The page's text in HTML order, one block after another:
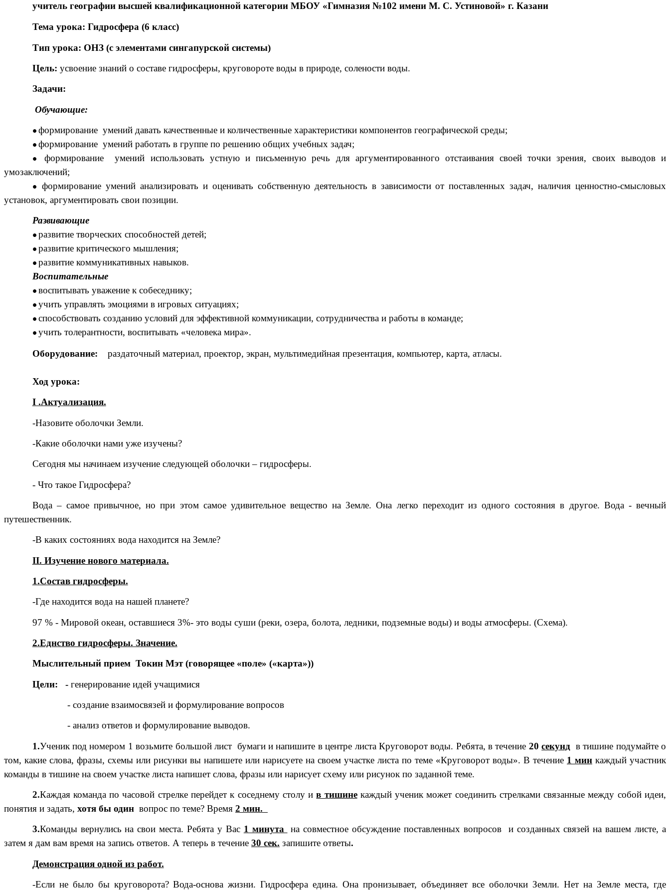
учитель географии высшей квалификационной категории МБОУ «Гимназия №102 имени М. С. Устиновой» г. Казани
Тема урока: Гидросфера (6 класс)
Тип урока: ОНЗ (с элементами сингапурской системы)
Цель: усвоение знаний о составе гидросферы, круговороте воды в природе, солености воды.
Задачи:
Обучающие:
формирование умений давать качественные и количественные характеристики компонентов географической среды;
формирование умений работать в группе по решению общих учебных задач;
формирование умений использовать устную и письменную речь для аргументированного отстаивания своей точки зрения, своих выводов и
умозаключений;
формирование умений анализировать и оценивать собственную деятельность в зависимости от поставленных задач, наличия ценностно-смысловых
установок, аргументировать свои позиции.
Развивающие
развитие творческих способностей детей;
развитие критического мышления;
развитие коммуникативных навыков.
Воспитательные
воспитывать уважение к собеседнику;
учить управлять эмоциями в игровых ситуациях;
способствовать созданию условий для эффективной коммуникации, сотрудничества и работы в команде;
учить толерантности, воспитывать «человека мира».
Оборудование: раздаточный материал, проектор, экран, мультимедийная презентация, компьютер, карта, атласы.
Ход урока:
I .Актуализация.
-Назовите оболочки Земли.
-Какие оболочки нами уже изучены?
Сегодня мы начинаем изучение следующей оболочки – гидросферы.
- Что такое Гидросфера?
Вода – самое привычное, но при этом самое удивительное вещество на Земле. Она легко переходит из одного состояния в другое. Вода - вечный
путешественник.
-В каких состояниях вода находится на Земле?
II. Изучение нового материала.
1.Состав гидросферы.
-Где находится вода на нашей планете?
97 % - Мировой океан, оставшиеся 3%- это воды суши (реки, озера, болота, ледники, подземные воды) и воды атмосферы. (Схема).
2.Еднство гидросферы. Значение.
Мыслительный прием Токин Мэт (говорящее «поле» («карта»))
Цели: - генерирование идей учащимися
- создание взаимосвязей и формулирование вопросов
- анализ ответов и формулирование выводов.
1.Ученик под номером 1 возьмите большой лист бумаги и напишите в центре листа Круговорот воды. Ребята, в течение 20секунд в тишине подумайте о
том, какие слова, фразы, схемы или рисунки вы напишете или нарисуете на своем участке листа по теме «Круговорот воды». В течение 1 мин каждый участник
команды в тишине на своем участке листа напишет слова, фразы или нарисует схему или рисунок по заданной теме.
2.Каждая команда по часовой стрелке перейдет к соседнему столу ив тишинекаждый ученик может соединить стрелками связанные между собой идеи,
понятия и задать, хотя бы один вопрос по теме? Время 2 мин.
3.Команды вернулись на свои места. Ребята у Вас 1 минута
на совместное обсуждение поставленных вопросов и созданных связей на вашем листе, а
затем я дам вам время на запись ответов. А теперь в течение 30 сек. запишите ответы.
Демонстрация одной из работ.
-Если не было бы круговорота? Вода-основа жизни. Гидросфера едина. Она пронизывает, объединяет все оболочки Земли. Нет на Земле места, где